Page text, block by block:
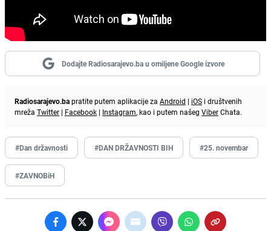
Dodajte Radiosarajevo.ba u omiljene Google izvore
Radiosarajevo.bapratite putem aplikacije za Android | iOS i društvenih
mreža Twitter | Facebook | Instagram, kao i putem našeg ViberChata.
#Dan državnosti #DAN DRŽAVNOSTI BIH #25. novembar
#ZAVNOBiH